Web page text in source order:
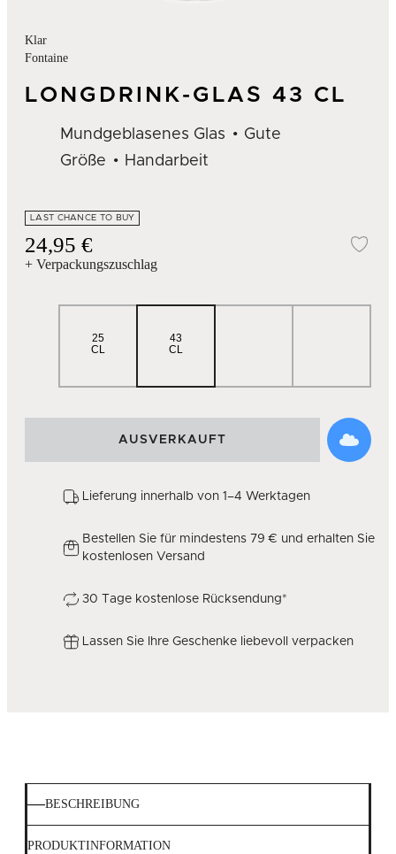
Klar
Fontaine
LONGDRINK-GLAS 43 CL
Mundgeblasenes Glas
Gute
Größe
Handarbeit
LAST CHANCE TO BUY
24,95 €
+ Verpackungszuschlag
25
CL
43
CL
AUSVERKAUFT
Lieferung innerhalb von 1–4 Werktagen
Bestellen Sie für mindestens 79 € und erhalten Sie
kostenlosen Versand
30 Tage kostenlose Rücksendung*
Lassen Sie Ihre Geschenke liebevoll verpacken
BESCHREIBUNG
PRODUKTINFORMATION